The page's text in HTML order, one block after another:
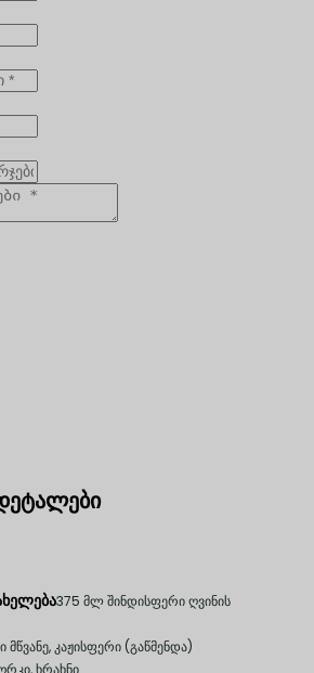
375 მლ შინდისფერი ღვინის
კაჟისფერი (გაწმენდა)
ხრახნი